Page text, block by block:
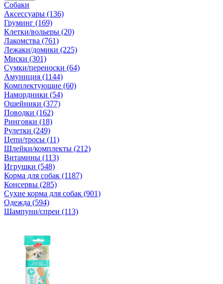
Собаки
Аксессуары (136)
Груминг (169)
Клетки/вольеры (20)
Лакомства (761)
Лежаки/домики (225)
Миски (301)
Сумки/переноски (64)
Амуниция (1144)
Комплектующие (60)
Намордники (54)
Ошейники (377)
Поводки (162)
Ринговки (18)
Рулетки (249)
Цепи/тросы (11)
Шлейки/комплекты (212)
Витамины (113)
Игрушки (548)
Корма для собак (1187)
Консервы (285)
Сухие корма для собак (901)
Одежда (594)
Шампуни/спреи (113)